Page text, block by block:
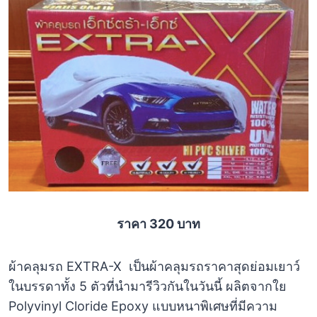
ราคา 320 บาท
ผ้าคลุมรถ EXTRA-X เป็นผ้าคลุมรถราคาสุดย่อมเยาว์
ในบรรดาทั้ง 5 ตัวที่นำมารีวิวกันในวันนี้ ผลิตจากใย
Polyvinyl Cloride Epoxy แบบหนาพิเศษที่มีความ